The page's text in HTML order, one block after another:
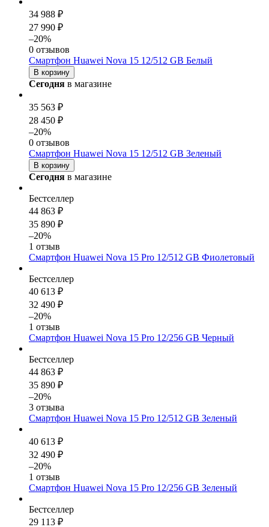
34 988 ₽
27 990 ₽
–20%
0 отзывов
Смартфон Huawei Nova 15 12/512 GB Белый
В корзину
Сегодня в магазине
35 563 ₽
28 450 ₽
–20%
0 отзывов
Смартфон Huawei Nova 15 12/512 GB Зеленый
В корзину
Сегодня в магазине
Бестселлер
44 863 ₽
35 890 ₽
–20%
1 отзыв
Смартфон Huawei Nova 15 Pro 12/512 GB Фиолетовый
Бестселлер
40 613 ₽
32 490 ₽
–20%
1 отзыв
Смартфон Huawei Nova 15 Pro 12/256 GB Черный
Бестселлер
44 863 ₽
35 890 ₽
–20%
3 отзыва
Смартфон Huawei Nova 15 Pro 12/512 GB Зеленый
40 613 ₽
32 490 ₽
–20%
1 отзыв
Смартфон Huawei Nova 15 Pro 12/256 GB Зеленый
Бестселлер
29 113 ₽